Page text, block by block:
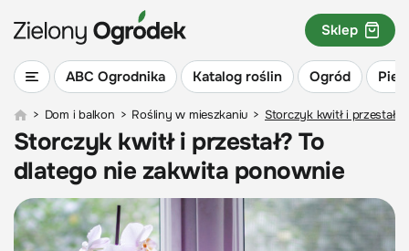
ABC Ogrodnika Katalog roślin Ogród
Sklep
> Dom i balkon > Rośliny w mieszkaniu > Storczyk kwitł i
Storczyk kwitł i przestał? To
dlatego nie zakwita ponownie